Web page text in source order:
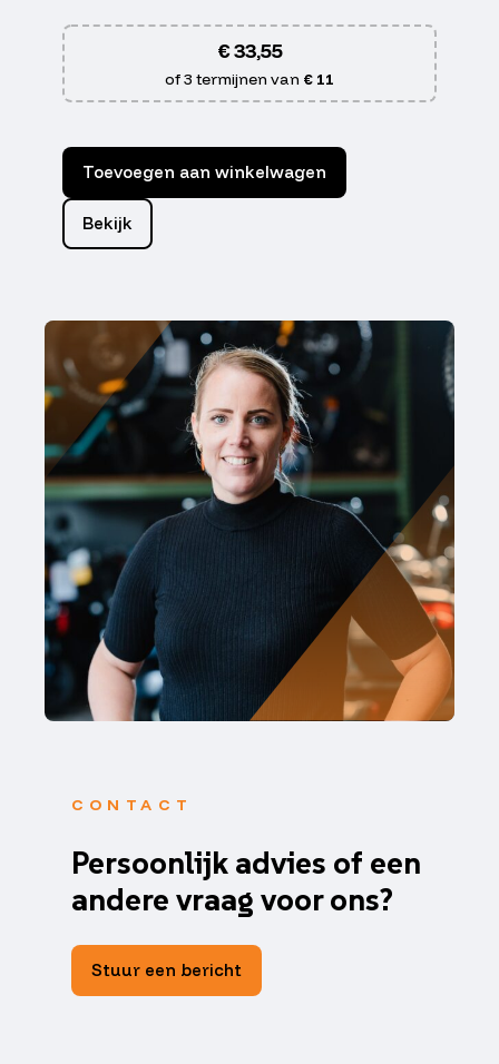
€33,55
of 3 termijnen van € 11
Toevoegen aan winkelwagen
Bekijk
CONTACT
Persoonlijk advies of een
andere vraag voor ons?
Stuur een bericht